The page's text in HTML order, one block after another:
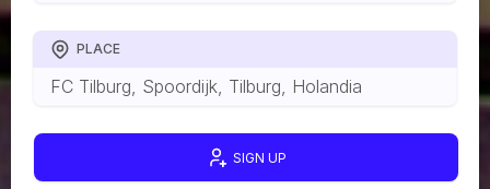
PLACE
FC Tilburg, Spoordijk, Tilburg, Holandia
SIGN UP